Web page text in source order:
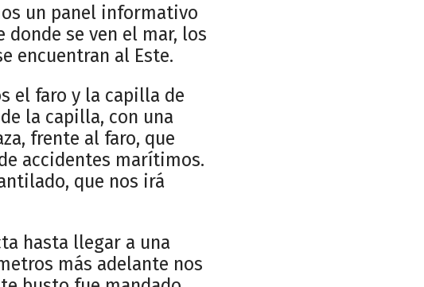
un panel informativo
se ven el mar, los
encuentran al Este.
el faro y la capilla de
la capilla, con una
frente al faro, que
accidentes marítimos.
que nos irá
hasta llegar a una
más adelante nos